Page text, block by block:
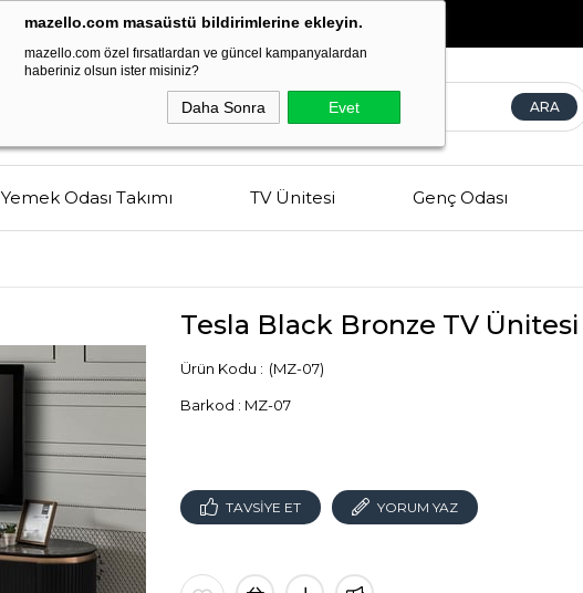
mazello.com masaüstü bildirimlerine ekleyin.
mazello.com özel fırsatlardan ve güncel kampanyalardan
haberiniz olsun ister misiniz?
Daha Sonra Evet
EstetikveKaliteninBuluşma Noktası
Yemek Odası Takımı TV Ünitesi Genç Odası
Tesla Black Bronze TV Ünitesi
(MZ-07)
Barkod : MZ-07
TAVSIYE ET YORUM YAZ